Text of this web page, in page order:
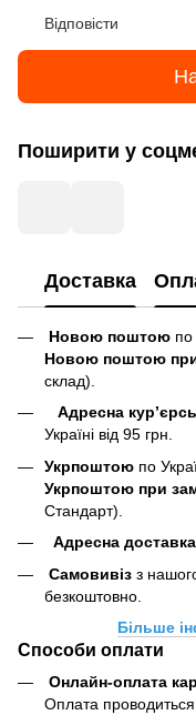
Відповісти
Поширити у
Доставка
Новою поштою по
Новою поштою при
склад).
Адресна
Україні від 95 грн.
Укрпоштою по
Укрпоштою при
Стандарт).
Адресна
Самовивіз з
безкоштовно.
Більше
Способи оплати
Онлайн-оплата
Оплата